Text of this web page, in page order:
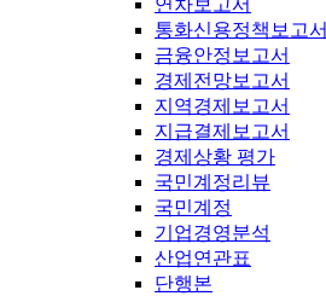
연차보고서
통화신용정책보고서
금융안정보고서
경제전망보고서
지역경제보고서
지급결제보고서
경제상황 평가
국민계정리뷰
국민계정
기업경영분석
산업연관표
단행본